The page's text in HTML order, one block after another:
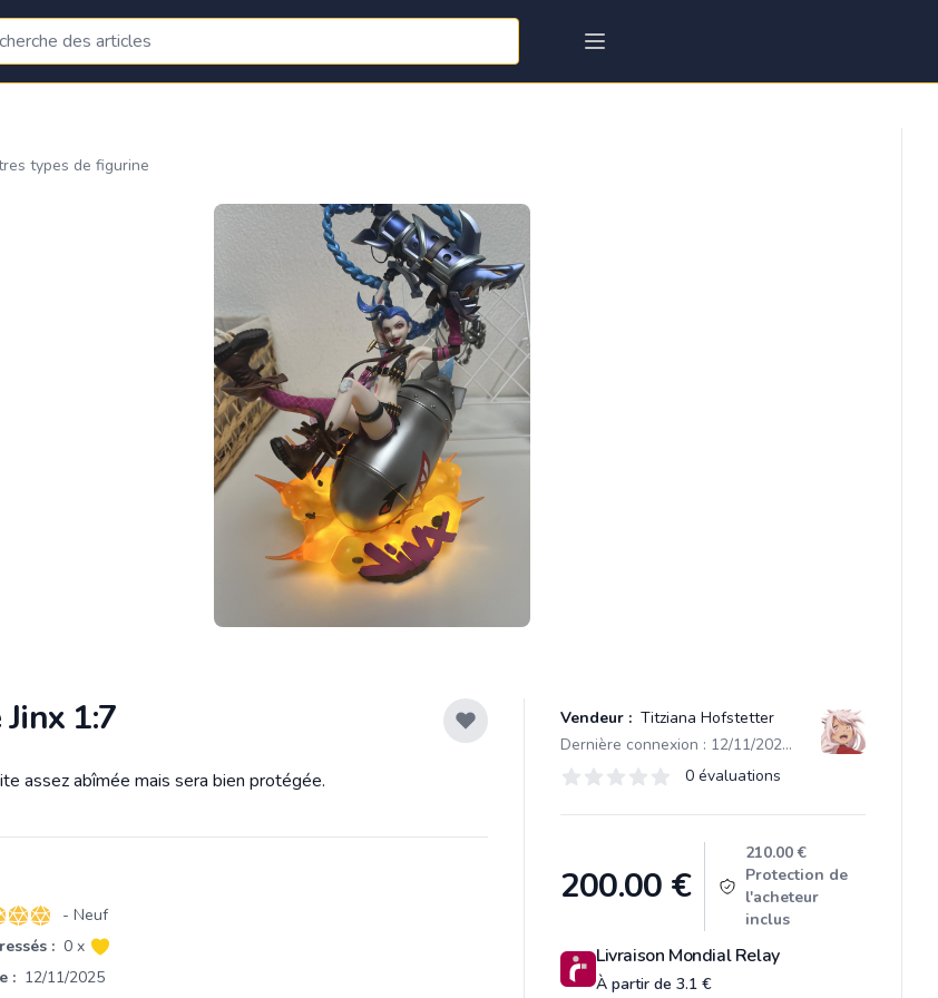
types de figurine
1:7 Vendeur : Titziana Hofstetter
Dernière connexion : 12/11/2025 12:59
Évaluations
0 sur 5 étoiles 0 évaluations
200.00 €
210.00 €
Protection de
l'acheteur
inclus
Livraison Mondial Relay
À partir de 3.1 €
assez abîmée mais sera bien protégée.
- Neuf
: 0 x
: 12/11/2025